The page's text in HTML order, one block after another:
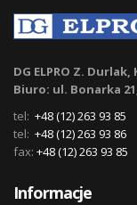
DG ELPRO Z.
Biuro: ul. Bonarka
tel: +48 (12) 263 93 85
tel: +48 (12) 263 93 86
fax: +48 (12) 263 93 85
Informacje